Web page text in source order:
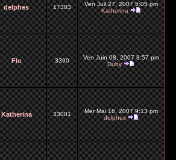
delphes 17303
Ven Juil 27, 2007 5:05 pm
Katherina
Flo 3390
Ven Juin 08, 2007 8:57 pm
Duby
Katherina 33001
Mer Mai 16, 2007 9:13 pm
delphes